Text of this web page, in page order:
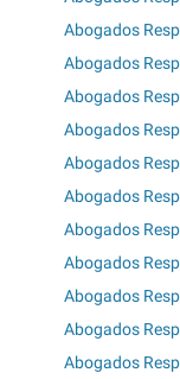
Abogados
Abogados
Abogados
Abogados
Abogados
Abogados
Abogados
Abogados
Abogados
Abogados
Abogados